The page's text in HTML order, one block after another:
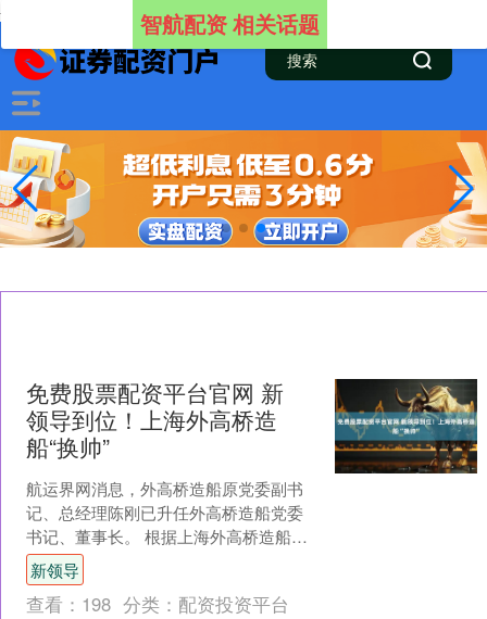
--> 智航配资 相关话题
免费股票配资平台官网 新
领导到位！上海外高桥造
船“换帅”
航运界网消息，外高桥造船原党委副书
记、总经理陈刚已升任外高桥造船党委
书记、董事长。 根据上海外高桥造船有
限公司官微内容，8月25日，外高桥造船
组织召开“雷霆行动....
新领导
查看： 198 分类： 配资投资平台